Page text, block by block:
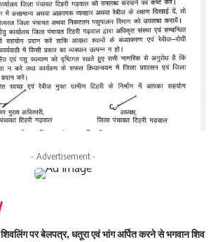
- Advertisement -
शिवलिंग पर बेलपत्र, धतूरा एवं भांग अर्पित करने से भगवान शिव